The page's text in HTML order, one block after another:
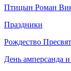
Птицын Роман
Праздники
Рождество
День амперсанда